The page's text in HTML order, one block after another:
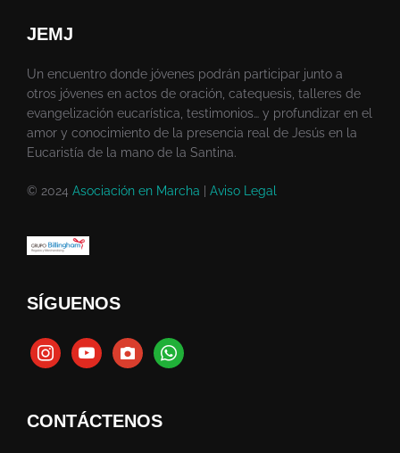
JEMJ
Un encuentro donde jóvenes podrán participar junto a
otros jóvenes en actos de oración, catequesis, talleres de
evangelización eucarística, testimonios… y profundizar en el
amor y conocimiento de la presencia real de Jesús en la
Eucaristía de la mano de la Santina.
© 2024 Asociación en Marcha Aviso Legal
SÍGUENOS
CONTÁCTENOS